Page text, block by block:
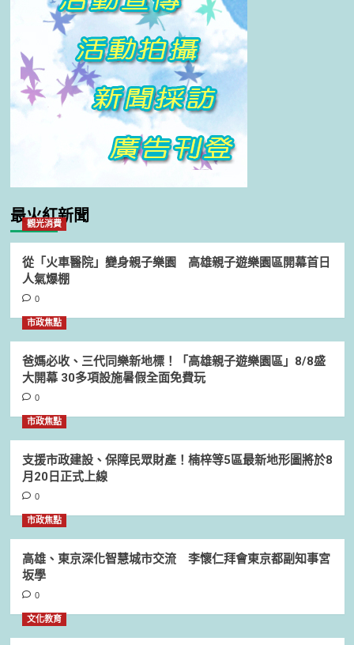
最火紅新聞
觀光消費
從「火車醫院」變身親子樂園 高雄親子遊樂園區開幕首日
人氣爆棚
0
市政焦點
爸媽必收、三代同樂新地標！「高雄親子遊樂園區」8/8盛
大開幕 30多項設施暑假全面免費玩
0
市政焦點
支援市政建設、保障民眾財產！楠梓等5區最新地形圖將於8
月20日正式上線
0
市政焦點
高雄、東京深化智慧城市交流 李懷仁拜會東京都副知事宮
坂學
0
文化教育